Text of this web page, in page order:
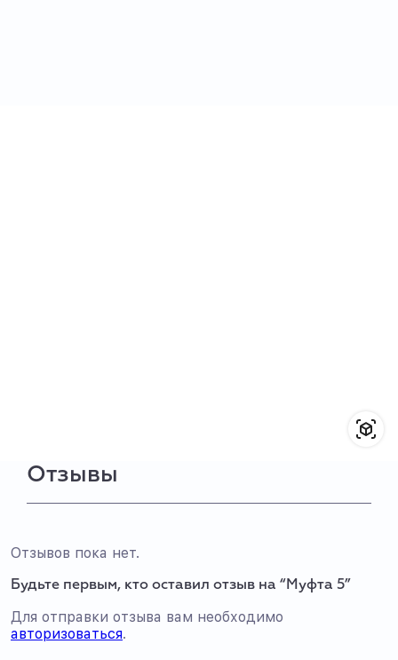
Отзывы
Отзывов пока нет.
Будьте первым, кто оставил отзыв на “Муфта 5”
Для отправки отзыва вам необходимо
авторизоваться.